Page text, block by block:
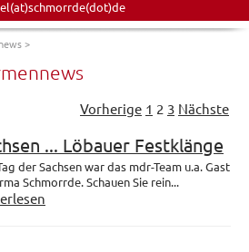
>
Vorherige 1 2 3 Nächste
... Löbauer Festklänge
der Sachsen war das mdr-Team u.a. Gast
Schmorrde. Schauen Sie rein...